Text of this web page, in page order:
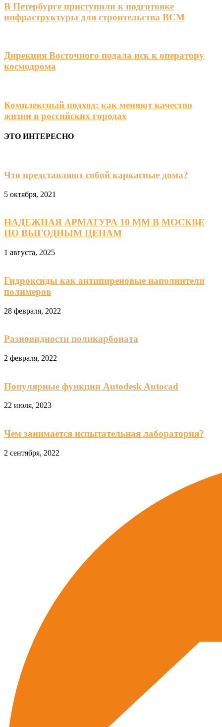
В Петербурге приступили к подготовке
инфраструктуры для строительства ВСМ
Дирекция Восточного подала иск к оператору
космодрома
Комплексный подход: как меняют качество
жизни в российских городах
ЭТО ИНТЕРЕСНО
Что представляют собой каркасные дома?
5 октября, 2021
НАДЕЖНАЯ АРМАТУРА 10 ММ В МОСКВЕ
ПО ВЫГОДНЫМ ЦЕНАМ
1 августа, 2025
Гидроксиды как антипиреновые наполнители
полимеров
28 февраля, 2022
Разновидности поликарбоната
2 февраля, 2022
Популярные функции Autodesk Autocad
22 июля, 2023
Чем занимается испытательная лаборатория?
2 сентября, 2022